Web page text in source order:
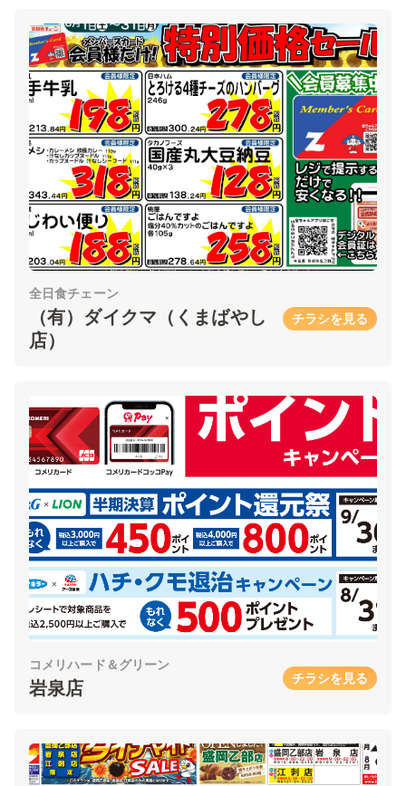
全日食チェーン
（有）ダイクマ（くまばやし
店）
チラシを見る
コメリハード＆グリーン
岩泉店 チラシを見る